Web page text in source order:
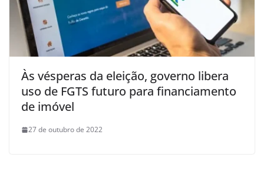
Às vésperas da eleição, governo libera
uso de FGTS futuro para financiamento
de imóvel
27 de outubro de 2022